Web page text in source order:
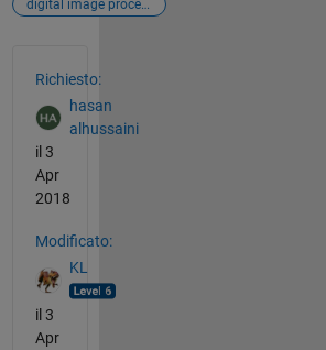
digital image processing
Richiesto:
hasan
alhussaini
il 3
Apr
2018
Modificato:
KL
il 3
Apr